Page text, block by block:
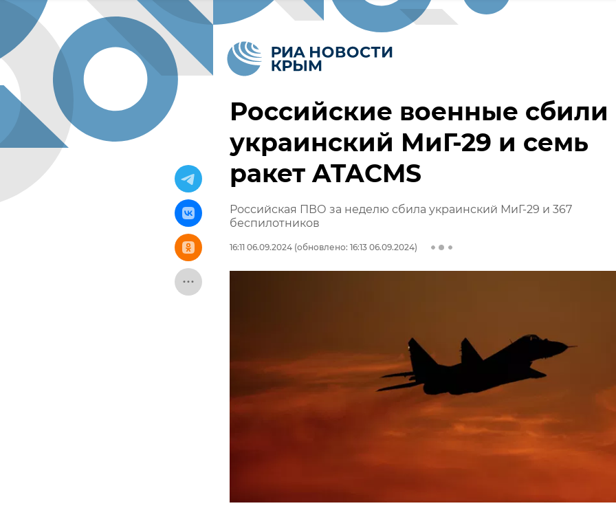
Российские военные сбили
украинский МиГ-29 и семь
ракет ATACMS
Российская ПВО за неделю сбила украинский МиГ-29 и 367
беспилотников
16:11 06.09.2024 (обновлено: 16:13 06.09.2024)